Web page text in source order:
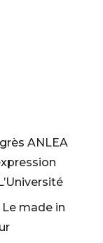
ANLEA
made in